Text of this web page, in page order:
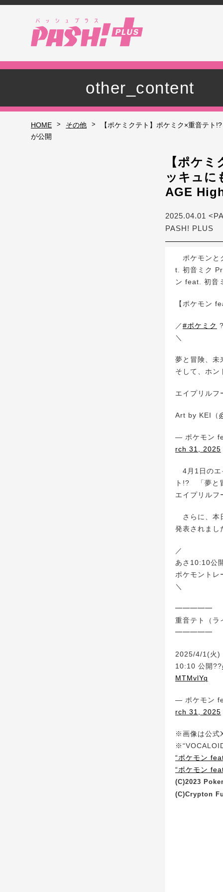
other_content
HOME > その他 >
【ポケミクテト】ポケミク×重音テト
が公開
【ポケ
ッキュに
AGE
2025.04.01
PASH! PLUS
ポケモンと
t. 初音ミク
ン feat. 初音
【ポケモン
／#ポケミク
＼
夢と冒険、未
そして、ホン
エイプリルフ
Art by KEI（
— ポケモン
rch 31, 2025
4月1日のエ
ト!? 「夢と
エイプリルフ
さらに、本
発表されまし
／
あさ10:10公
ポケモントレ
＼
━━━━━
重音テト（ラ
━━━━━
2025/4/1(火)
10:10 公開??
MTMvlYq
— ポケモン
rch 31, 2025
※画像は公式
“ポケモン
“ポケモン
(C)2023
(C)Crypton